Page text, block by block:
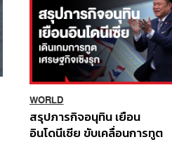
WORLD
สรุปภารกิจอนุทิน เยือน
อินโดนีเซีย ขับเคลื่อนการทูต